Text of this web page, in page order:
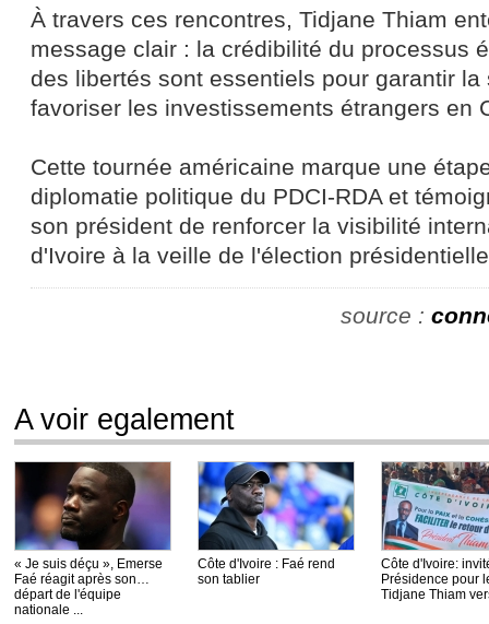
À travers ces rencontres, Tidjane Thiam
message clair : la crédibilité du processus
des libertés sont essentiels pour garantir
favoriser les investissements étrangers en
Cette tournée américaine marque une
diplomatie politique du PDCI-RDA et
son président de renforcer la visibilité
d'Ivoire à la veille de l'élection
source :
A voir egalement
« Je suis déçu », Emerse
Faé réagit après son
départ de l'équipe
nationale ...
Côte d'Ivoire : Faé rend
son tablier
Côte d'Ivoire:
Présidence pour
Tidjane Thiam